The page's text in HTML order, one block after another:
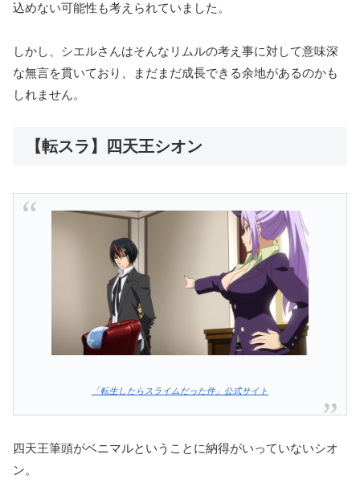
込めない可能性も考えられていました。
しかし、シエルさんはそんなリムルの考え事に対して意味深
な無言を貫いており、まだまだ成長できる余地があるのかも
しれません。
【転スラ】四天王シオン
「転生したらスライムだった件」公式サイト
四天王筆頭がベニマルということに納得がいっていないシオ
ン。